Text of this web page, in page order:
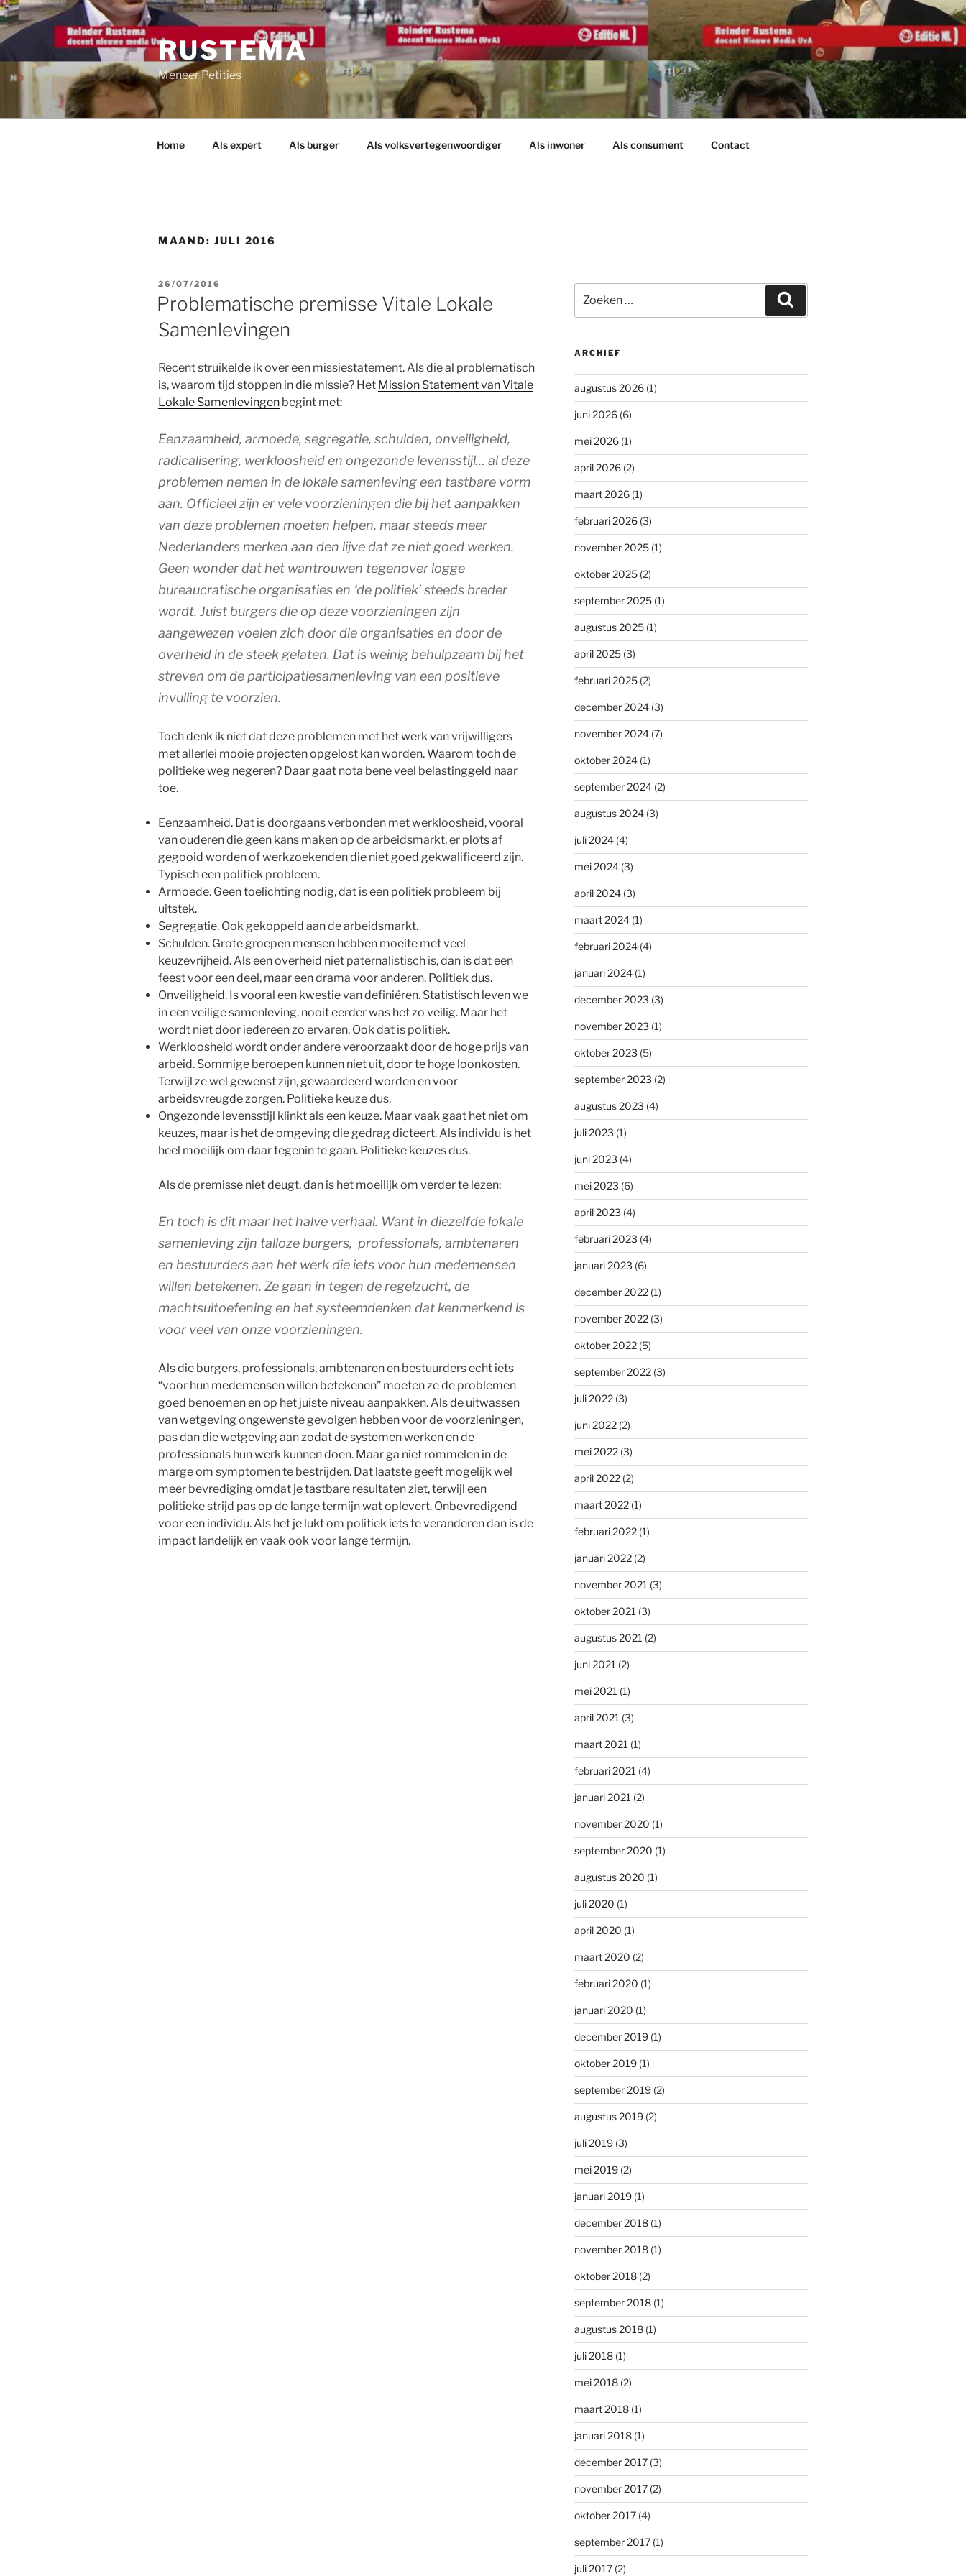
Ga
naar
de
inhoud
RUSTEMA
Meneer Petities
Home Als expert Als burger Als volksvertegenwoordiger Als inwoner Als consument Contact
MAAND: JULI 2016
GEPLAATST
OP
26/07/2016
Problematische premisse Vitale Lokale
Samenlevingen
Recent struikelde ik over een missiestatement. Als die al problematisch
is, waarom tijd stoppen in die missie? Het Mission Statement van Vitale
Lokale Samenlevingen begint met:
Eenzaamheid, armoede, segregatie, schulden, onveiligheid,
radicalisering, werkloosheid en ongezonde levensstijl… al deze
problemen nemen in de lokale samenleving een tastbare vorm
aan. Officieel zijn er vele voorzieningen die bij het aanpakken
van deze problemen moeten helpen, maar steeds meer
Nederlanders merken aan den lijve dat ze niet goed werken.
Geen wonder dat het wantrouwen tegenover logge
bureaucratische organisaties en ‘de politiek’ steeds breder
wordt. Juist burgers die op deze voorzieningen zijn
aangewezen voelen zich door die organisaties en door de
overheid in de steek gelaten. Dat is weinig behulpzaam bij het
streven om de participatiesamenleving van een positieve
invulling te voorzien.
Toch denk ik niet dat deze problemen met het werk van vrijwilligers
met allerlei mooie projecten opgelost kan worden. Waarom toch de
politieke weg negeren? Daar gaat nota bene veel belastinggeld naar
toe.
Eenzaamheid. Dat is doorgaans verbonden met werkloosheid, vooral
van ouderen die geen kans maken op de arbeidsmarkt, er plots af
gegooid worden of werkzoekenden die niet goed gekwalificeerd zijn.
Typisch een politiek probleem.
Armoede. Geen toelichting nodig, dat is een politiek probleem bij
uitstek.
Segregatie. Ook gekoppeld aan de arbeidsmarkt.
Schulden. Grote groepen mensen hebben moeite met veel
keuzevrijheid. Als een overheid niet paternalistisch is, dan is dat een
feest voor een deel, maar een drama voor anderen. Politiek dus.
Onveiligheid. Is vooral een kwestie van definiëren. Statistisch leven we
in een veilige samenleving, nooit eerder was het zo veilig. Maar het
wordt niet door iedereen zo ervaren. Ook dat is politiek.
Werkloosheid wordt onder andere veroorzaakt door de hoge prijs van
arbeid. Sommige beroepen kunnen niet uit, door te hoge loonkosten.
Terwijl ze wel gewenst zijn, gewaardeerd worden en voor
arbeidsvreugde zorgen. Politieke keuze dus.
Ongezonde levensstijl klinkt als een keuze. Maar vaak gaat het niet om
keuzes, maar is het de omgeving die gedrag dicteert. Als individu is het
heel moeilijk om daar tegenin te gaan. Politieke keuzes dus.
Als de premisse niet deugt, dan is het moeilijk om verder te lezen:
En toch is dit maar het halve verhaal. Want in diezelfde lokale
samenleving zijn talloze burgers, professionals, ambtenaren
en bestuurders aan het werk die iets voor hun medemensen
willen betekenen. Ze gaan in tegen de regelzucht, de
machtsuitoefening en het systeemdenken dat kenmerkend is
voor veel van onze voorzieningen.
Als die burgers, professionals, ambtenaren en bestuurders echt iets
“voor hun medemensen willen betekenen” moeten ze de problemen
goed benoemen en op het juiste niveau aanpakken. Als de uitwassen
van wetgeving ongewenste gevolgen hebben voor de voorzieningen,
pas dan die wetgeving aan zodat de systemen werken en de
professionals hun werk kunnen doen. Maar ga niet rommelen in de
marge om symptomen te bestrijden. Dat laatste geeft mogelijk wel
meer bevrediging omdat je tastbare resultaten ziet, terwijl een
politieke strijd pas op de lange termijn wat oplevert. Onbevredigend
voor een individu. Als het je lukt om politiek iets te veranderen dan is de
impact landelijk en vaak ook voor lange termijn.
naar:
ARCHIEF
augustus 2026(1)
juni 2026(6)
mei 2026(1)
april 2026(2)
maart 2026(1)
februari 2026(3)
november 2025(1)
oktober 2025(2)
september 2025(1)
augustus 2025(1)
april 2025(3)
februari 2025(2)
december 2024(3)
november 2024(7)
oktober 2024(1)
september 2024(2)
augustus 2024(3)
juli 2024(4)
mei 2024(3)
april 2024(3)
maart 2024(1)
februari 2024(4)
januari 2024(1)
december 2023 (3)
november 2023 (1)
oktober 2023 (5)
september 2023 (2)
augustus 2023 (4)
juli 2023 (1)
juni 2023 (4)
mei 2023 (6)
april 2023 (4)
februari 2023 (4)
januari 2023 (6)
december 2022(1)
november 2022(3)
oktober 2022(5)
september 2022(3)
juli 2022(3)
juni 2022(2)
mei 2022(3)
april 2022(2)
maart 2022(1)
februari 2022(1)
januari 2022(2)
november 2021 (3)
oktober 2021 (3)
augustus 2021 (2)
juni 2021 (2)
mei 2021 (1)
april 2021 (3)
maart 2021 (1)
februari 2021 (4)
januari 2021 (2)
november 2020 (1)
september 2020 (1)
augustus 2020 (1)
juli 2020 (1)
april 2020 (1)
maart 2020 (2)
februari 2020 (1)
januari 2020 (1)
december 2019(1)
oktober 2019(1)
september 2019(2)
augustus 2019(2)
juli 2019(3)
mei 2019(2)
januari 2019(1)
december 2018(1)
november 2018(1)
oktober 2018(2)
september 2018(1)
augustus 2018(1)
juli 2018(1)
mei 2018(2)
maart 2018(1)
januari 2018(1)
december 2017(3)
november 2017(2)
oktober 2017(4)
september 2017(1)
juli 2017(2)